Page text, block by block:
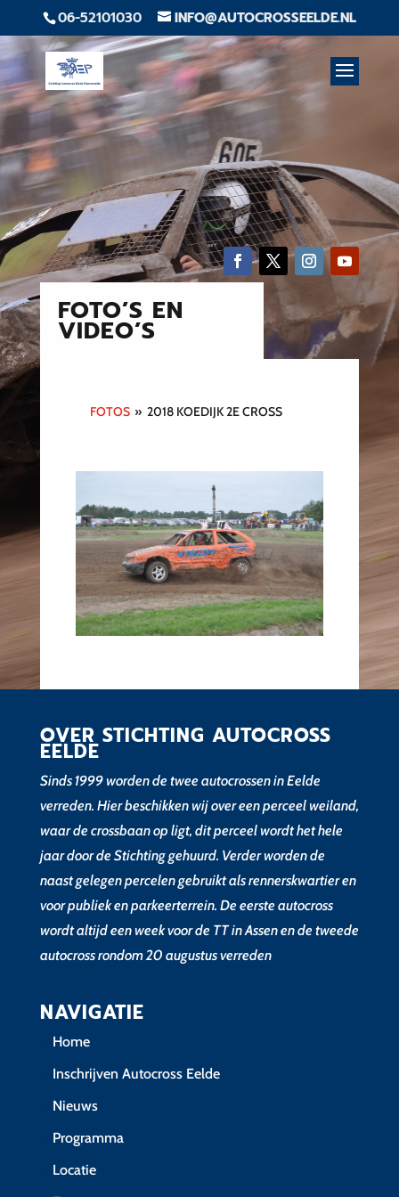
06-52101030 INFO@AUTOCROSSEELDE.NL
FOTO’S EN
VIDEO’S
FOTOS » 2018 KOEDIJK 2E CROSS
OVER STICHTING AUTOCROSS
EELDE
Sinds 1999 worden de twee autocrossen in Eelde
verreden. Hier beschikken wij over een perceel weiland,
waar de crossbaan op ligt, dit perceel wordt het hele
jaar door de Stichting gehuurd. Verder worden de
naast gelegen percelen gebruikt als rennerskwartier en
voor publiek en parkeerterrein. De eerste autocross
wordt altijd een week voor de TT in Assen en de tweede
autocross rondom 20 augustus verreden
NAVIGATIE
Home
Inschrijven Autocross Eelde
Nieuws
Programma
Locatie